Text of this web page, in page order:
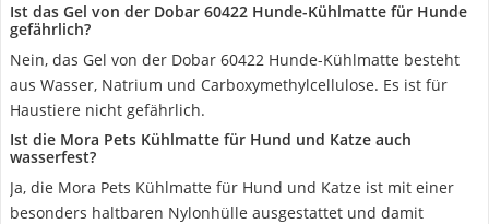
Ist das Gel von der Dobar 60422 Hunde-Kühlmatte für Hunde
gefährlich?
Nein, das Gel von der Dobar 60422 Hunde-Kühlmatte besteht
aus Wasser, Natrium und Carboxymethylcellulose. Es ist für
Haustiere nicht gefährlich.
Ist die Mora Pets Kühlmatte für Hund und Katze auch
wasserfest?
Ja, die Mora Pets Kühlmatte für Hund und Katze ist mit einer
besonders haltbaren Nylonhülle ausgestattet und damit